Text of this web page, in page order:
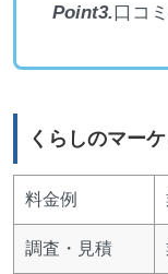
Point3.口コ
くらしのマー
料金例
調査・見積